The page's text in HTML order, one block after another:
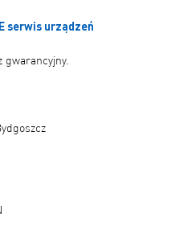
serwis urządzeń
gwarancyjny.